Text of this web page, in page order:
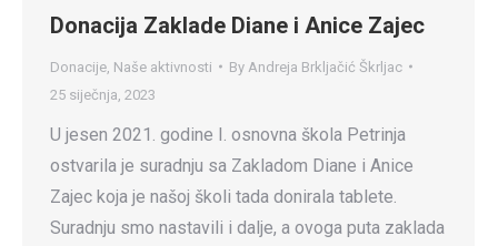
Donacija Zaklade Diane i Anice Zajec
Donacije Naše aktivnosti By Andreja Brkljačić Škrljac
25 siječnja, 2023
U jesen 2021. godine I. osnovna škola Petrinja
ostvarila je suradnju sa Zakladom Diane i Anice
Zajec koja je našoj školi tada donirala tablete.
Suradnju smo nastavili i dalje, a ovoga puta zaklada